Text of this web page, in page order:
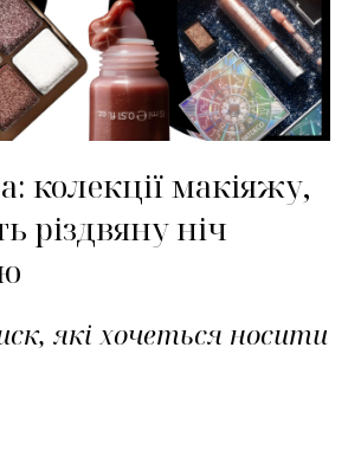
колекції макіяжу,
різдвяну ніч
які хочеться носити